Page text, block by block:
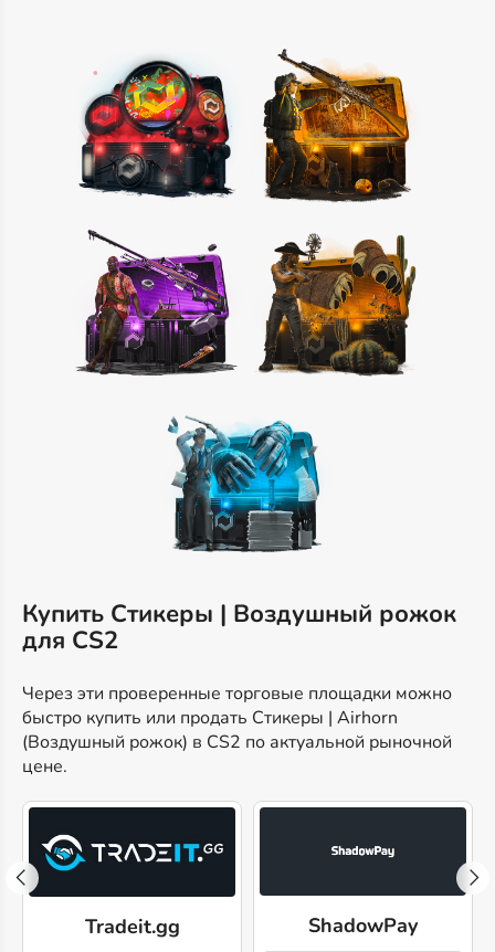
Купить Стикеры | Воздушный рожок
для CS2
Через эти проверенные торговые площадки можно
быстро купить или продать Стикеры | Airhorn
(Воздушный рожок) в CS2 по актуальной рыночной
цене.
Tradeit.gg ShadowPay